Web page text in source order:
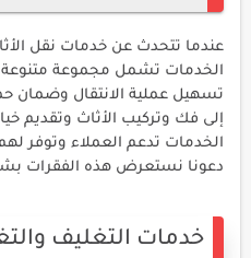
عندما تتحدث عن خدمات نقل
الخدمات تشمل مجموعة متنوعة
تسهيل عملية الانتقال وضمان
إلى فك وتركيب الأثاث وتقديم
الخدمات تدعم العملاء وتوفر لهم
دعونا نستعرض هذه الفقرات
خدمات التغليف